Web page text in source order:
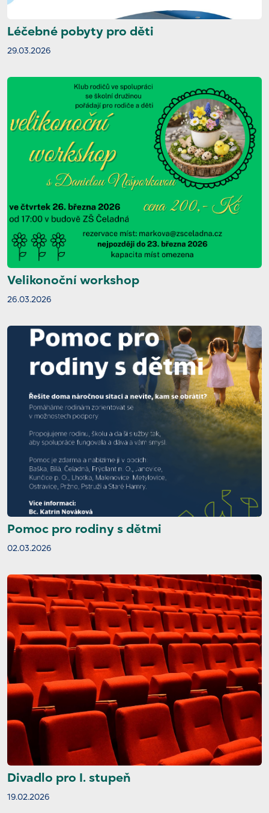
Léčebné pobyty pro děti
29.03.2026
Velikonoční workshop
26.03.2026
Pomoc pro rodiny s dětmi
02.03.2026
Divadlo pro I. stupeň
19.02.2026